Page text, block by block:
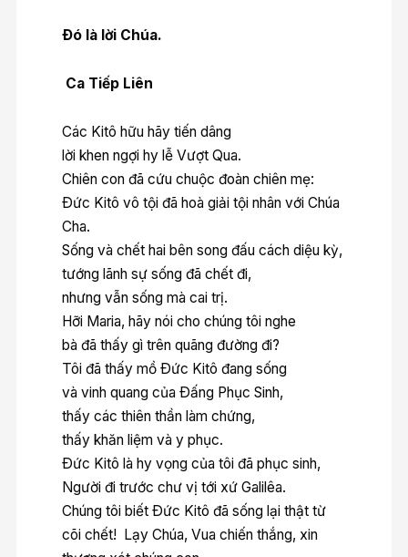
Ðó là lời Chúa.
Ca Tiếp Liên
Các Kitô hữu hãy tiến dâng
lời khen ngợi hy lễ Vượt Qua.
Chiên con đã cứu chuộc đoàn chiên mẹ:
Ðức Kitô vô tội đã hoà giải tội nhân với Chúa
Cha.
Sống và chết hai bên song đấu cách diệu kỳ,
tướng lãnh sự sống đã chết đi,
nhưng vẫn sống mà cai trị.
Hỡi Maria, hãy nói cho chúng tôi nghe
bà đã thấy gì trên quãng đường đi?
Tôi đã thấy mồ Ðức Kitô đang sống
và vinh quang của Ðấng Phục Sinh,
thấy các thiên thần làm chứng,
thấy khăn liệm và y phục.
Ðức Kitô là hy vọng của tôi đã phục sinh,
Người đi trước chư vị tới xứ Galilêa.
Chúng tôi biết Ðức Kitô đã sống lại thật từ
cõi chết! Lạy Chúa, Vua chiến thắng, xin